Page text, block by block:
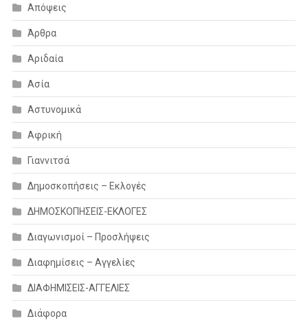
Απόψεις
Άρθρα
Αριδαία
Ασία
Αστυνομικά
Αφρική
Γιαννιτσά
Δημοσκοπήσεις – Εκλογές
ΔΗΜΟΣΚΟΠΗΣΕΙΣ-ΕΚΛΟΓΕΣ
Διαγωνισμοί – Προσλήψεις
Διαφημίσεις – Αγγελίες
ΔΙΑΦΗΜΙΣΕΙΣ-ΑΓΓΕΛΙΕΣ
Διάφορα